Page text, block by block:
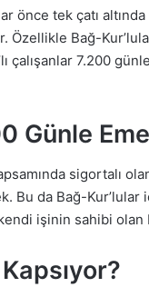
önce tek çatı
Özellikle Bağ-
çalışanlar 7.200
Günle
sigortalı
Bu da Bağ-Kur’lular
işinin sahibi